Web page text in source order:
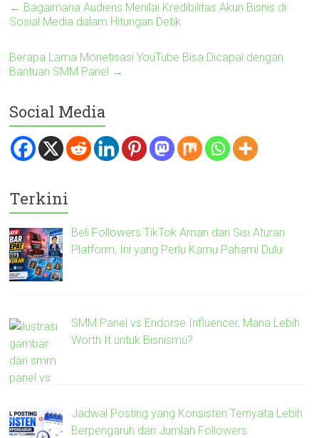
← Bagaimana Audiens Menilai Kredibilitas Akun Bisnis di
Sosial Media dalam Hitungan Detik
Berapa Lama Monetisasi YouTube Bisa Dicapai dengan
Bantuan SMM Panel →
Social Media
Terkini
Beli Followers TikTok Aman dari Sisi Aturan
Platform, Ini yang Perlu Kamu Pahami Dulu
SMM Panel vs Endorse Influencer, Mana Lebih
Worth It untuk Bisnismu?
Jadwal Posting yang Konsisten Ternyata Lebih
Berpengaruh dari Jumlah Followers